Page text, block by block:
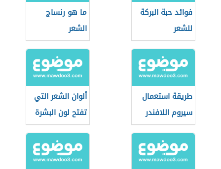
فوائد حبة البركة
للشعر
ما هو رنساج
الشعر
طريقة استعمال
سيروم اللافندر
للشعر
ألوان الشعر التي
تفتح لون البشرة